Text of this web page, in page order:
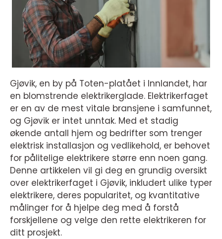
Gjøvik, en by på Toten-platået i Innlandet, har
en blomstrende elektrikerglade. Elektrikerfaget
er en av de mest vitale bransjene i samfunnet,
og Gjøvik er intet unntak. Med et stadig
økende antall hjem og bedrifter som trenger
elektrisk installasjon og vedlikehold, er behovet
for pålitelige elektrikere større enn noen gang.
Denne artikkelen vil gi deg en grundig oversikt
over elektrikerfaget i Gjøvik, inkludert ulike typer
elektrikere, deres popularitet, og kvantitative
målinger for å hjelpe deg med å forstå
forskjellene og velge den rette elektrikeren for
ditt prosjekt.